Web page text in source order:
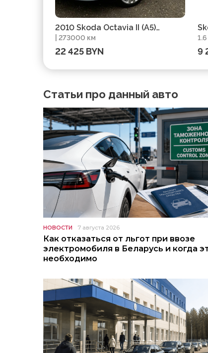
2010 Skoda Octavia II (A5)
Рестайлинг
| 273000 км
22 425 BYN 9
Статьи про данный авто
НОВОСТИ 7 августа 2026
Как отказаться от льгот при ввозе
электромобиля в Беларусь и когда
необходимо